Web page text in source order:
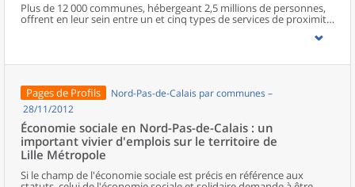
Plus de 12 000 communes, hébergeant 2,5 millions de personnes,
offrent en leur sein entre un et cinq types de services de proximité.
Dans ces communes, les artisans et les restaurants sont les plus
boulangeries ou les supérettes, n’apparaissent de façon
services de proximité. Quant aux services médicaux, ils sont situés
dans des communes bénéficiant d’un nombre d’équipements
encore plus large. Aux communes qui possèdent au moins un
service de proximité, s’ajoutent 1 888 communes qui n’en
possèdent aucun. Elles abritent 162 000 habitants.
Pages de Profils
Nord-Pas-de-Calais par communes –
28/11/2012
Économie sociale en Nord-Pas-de-Calais : un
important vivier d'emplois sur le territoire de
Lille Métropole
Si le champ de l'économie sociale est précis en référence aux